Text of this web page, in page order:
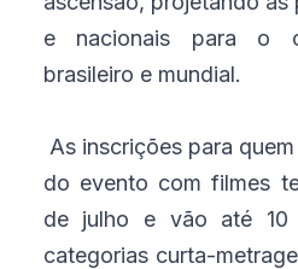
e nacionais para o
brasileiro e mundial.
As inscrições para
do evento com filmes
de julho e vão até 10
categorias curta-